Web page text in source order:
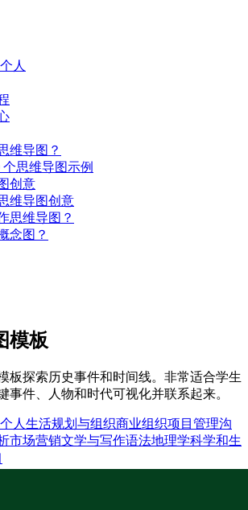
人
维导图？
个思维导图示例
创意
维导图创意
思维导图？
念图？
模板
板探索历史事件和时间线。非常适合学生
事件、人物和时代可视化并联系起来。
个人生活规划与组织商业组织项目管理沟
市场营销文学与写作语法地理学科学和生